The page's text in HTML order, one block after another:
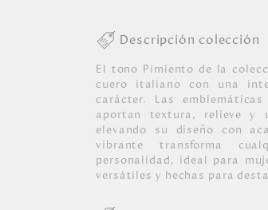
Descripción colección
El tono Pimiento de la
cuero italiano con una
carácter. Las
aportan textura, relieve y
elevando su diseño con
vibrante transforma
personalidad, ideal para
versátiles y hechas para